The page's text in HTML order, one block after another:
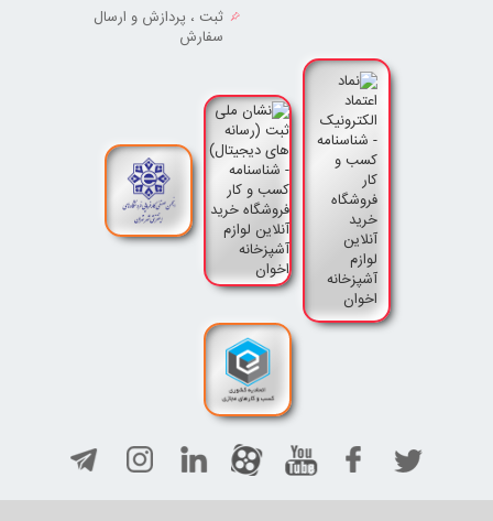
ثبت ، پردازش و ارسال
سفارش